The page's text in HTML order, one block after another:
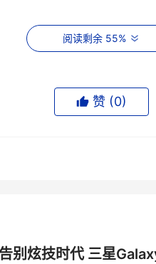
文件系统通常没有版本控
于大部分分层存储管理文
有一个框架来让所有人都
利用了磁盘驱动器的1％，
阅读剩余 55%
赞 (0)
告别炫技时代 三星